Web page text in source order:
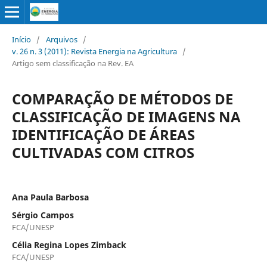
Início / Arquivos /
v. 26 n. 3 (2011): Revista Energia na Agricultura /
Artigo sem classificação na Rev. EA
COMPARAÇÃO DE MÉTODOS DE
CLASSIFICAÇÃO DE IMAGENS NA
IDENTIFICAÇÃO DE ÁREAS
CULTIVADAS COM CITROS
Ana Paula Barbosa
Sérgio Campos
FCA/UNESP
Célia Regina Lopes Zimback
FCA/UNESP